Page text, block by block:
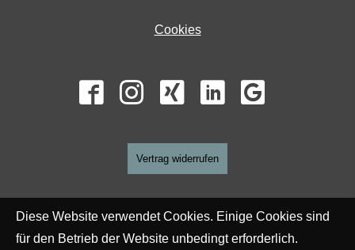
Cookies
Vertrag widerrufen
Diese Website verwendet Cookies. Einige Cookies sind
für den Betrieb der Website unbedingt erforderlich.